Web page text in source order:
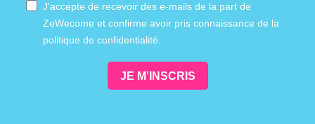
J'accepte de recevoir des e-mails de la part de
ZeWecome et confirme avoir pris connaissance de la
politique de confidentialité.
JE M'INSCRIS